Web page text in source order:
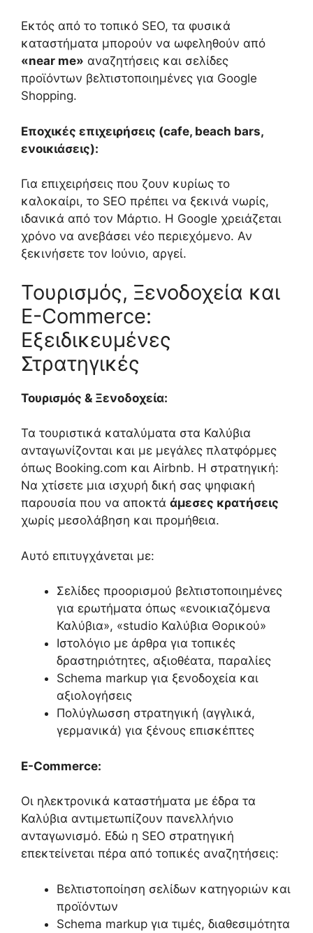
Εκτός από το τοπικό SEO, τα φυσικά
καταστήματα μπορούν να ωφεληθούν από
«near me» αναζητήσεις και σελίδες
προϊόντων βελτιστοποιημένες για Google
Shopping.
Εποχικές επιχειρήσεις (cafe, beach bars,
ενοικιάσεις):
Για επιχειρήσεις που ζουν κυρίως το
καλοκαίρι, το SEO πρέπει να ξεκινά νωρίς,
ιδανικά από τον Μάρτιο. Η Google χρειάζεται
χρόνο να ανεβάσει νέο περιεχόμενο. Αν
ξεκινήσετε τον Ιούνιο, αργεί.
Τουρισμός, Ξενοδοχεία και
E-Commerce:
Εξειδικευμένες
Στρατηγικές
Τουρισμός & Ξενοδοχεία:
Τα τουριστικά καταλύματα στα Καλύβια
ανταγωνίζονται και με μεγάλες πλατφόρμες
όπως Booking.com και Airbnb. Η στρατηγική:
Να χτίσετε μια ισχυρή δική σας ψηφιακή
παρουσία που να αποκτά άμεσες κρατήσεις
χωρίς μεσολάβηση και προμήθεια.
Αυτό επιτυγχάνεται με:
Σελίδες προορισμού βελτιστοποιημένες
για ερωτήματα όπως «ενοικιαζόμενα
Καλύβια», «studio Καλύβια Θορικού»
Ιστολόγιο με άρθρα για τοπικές
δραστηριότητες, αξιοθέατα, παραλίες
Schema markup για ξενοδοχεία και
αξιολογήσεις
Πολύγλωσση στρατηγική (αγγλικά,
γερμανικά) για ξένους επισκέπτες
E-Commerce:
Οι ηλεκτρονικά καταστήματα με έδρα τα
Καλύβια αντιμετωπίζουν πανελλήνιο
ανταγωνισμό. Εδώ η SEO στρατηγική
επεκτείνεται πέρα από τοπικές αναζητήσεις:
Βελτιστοποίηση σελίδων κατηγοριών και
προϊόντων
Schema markup για τιμές, διαθεσιμότητα